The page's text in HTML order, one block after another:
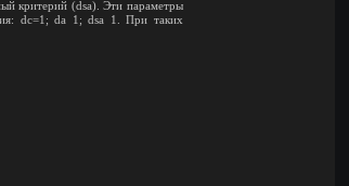
критерий (dsa). Эти параметры
dc=1; da 1; dsa 1. При таких